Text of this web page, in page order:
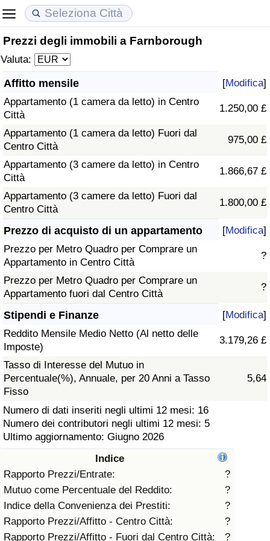
Prezzi degli immobili a Farnborough
Valuta:
Affitto mensile [Modifica]
Appartamento (1 camera da letto) in Centro
Città
1.250,00 £
Appartamento (1 camera da letto) Fuori dal
Centro Città
975,00 £
Appartamento (3 camere da letto) in Centro
Città
1.866,67 £
Appartamento (3 camere da letto) Fuori dal
Centro Città
1.800,00 £
Prezzo di acquisto di un appartamento [Modifica]
Prezzo per Metro Quadro per Comprare un
Appartamento in Centro Città
?
Prezzo per Metro Quadro per Comprare un
Appartamento fuori dal Centro Città
?
Stipendi e Finanze [Modifica]
Reddito Mensile Medio Netto (Al netto delle
Imposte)
3.179,26 £
Tasso di Interesse del Mutuo in
Percentuale(%), Annuale, per 20 Anni a Tasso
Fisso
5,64
Numero di dati inseriti negli ultimi 12 mesi: 16
Numero dei contributori negli ultimi 12 mesi: 5
Ultimo aggiornamento: Giugno 2026
Indice
Rapporto Prezzi/Entrate:
?
Mutuo come Percentuale del Reddito:
?
Indice della Convenienza dei Prestiti:
?
Rapporto Prezzi/Affitto - Centro Città:
?
Rapporto Prezzi/Affitto - Fuori dal Centro Città:
?
Costo della vita
Indice Del Costo Della Vita (corrente)
Indice Del Costo Della Vita
Indice del Costo della Vita per Nazione
ad Aqaba
Prezzi degli immobili
Indice del Prezzo delle Case (Corrente)
Indice del Prezzo delle Case
Indice del Prezzo delle Case per Nazione
Qualità della Vita
Indice della Qualità della Vita
Indice della Qualità della Vita (Corrente)
Indice della qualità della vita per Paese
Criminalità
Indice del Tasso di Criminalità (Corrente)
Indice della Criminalità
Indice di criminalità per paese
Assistenza Sanitaria
Indice dell’Assistenza Sanitaria (Corrente)
Indice dell’Assistenza Sanitaria
Indice dell’Assistenza Sanitaria per
Nazione
Inquinamento
Indice dell’Inquinamento (Corrente)
Indice di inquinamento
Indice dell’Inquinamento per Nazione